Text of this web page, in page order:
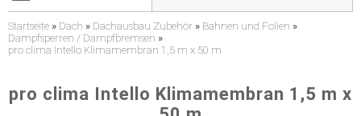
Startseite » Dach » Dachausbau Zubehör » Bahnen und Folien »
Dampfsperren / Dampfbremsen »
pro clima Intello Klimamembran 1,5 m x 50 m
pro clima Intello Klimamembran 1,5 m x